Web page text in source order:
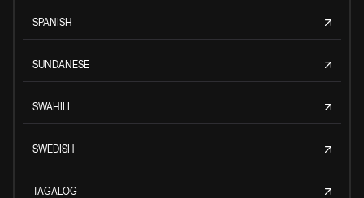
SPANISH
SUNDANESE
SWAHILI
SWEDISH
TAGALOG